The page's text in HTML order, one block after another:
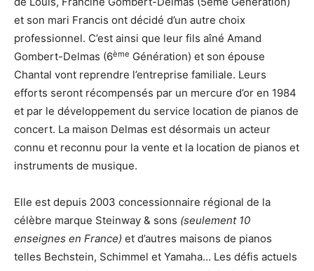
et son mari Francis ont décidé d’un autre choix
professionnel. C’est ainsi que leur fils aîné Amand
Gombert-Delmas (6ème Génération) et son épouse
Chantal vont reprendre l’entreprise familiale. Leurs
efforts seront récompensés par un mercure d’or en 1984
et par le développement du service location de pianos de
concert. La maison Delmas est désormais un acteur
connu et reconnu pour la vente et la location de pianos et
instruments de musique.
Elle est depuis 2003 concessionnaire régional de la
célèbre marque Steinway & sons (seulement 10
enseignes en France) et d’autres maisons de pianos
telles Bechstein, Schimmel et Yamaha… Les défis actuels